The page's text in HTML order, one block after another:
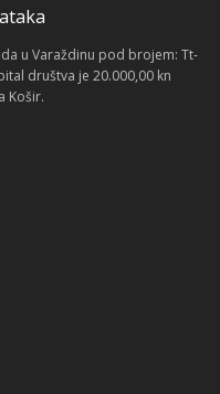
u Varaždinu pod brojem: Tt-
društva je 20.000,00 kn
Košir.